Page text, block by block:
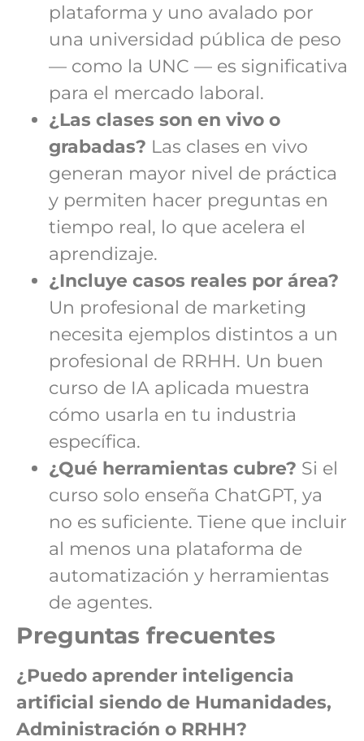
plataforma y uno avalado por
una universidad pública de peso
— como la UNC — es significativa
para el mercado laboral.
¿Las clases son en vivo o
grabadas? Las clases en vivo
generan mayor nivel de práctica
y permiten hacer preguntas en
tiempo real, lo que acelera el
aprendizaje.
¿Incluye casos reales por área?
Un profesional de marketing
necesita ejemplos distintos a un
profesional de RRHH. Un buen
curso de IA aplicada muestra
cómo usarla en tu industria
específica.
¿Qué herramientas cubre? Si el
curso solo enseña ChatGPT, ya
no es suficiente. Tiene que incluir
al menos una plataforma de
automatización y herramientas
de agentes.
Preguntas frecuentes
¿Puedo aprender inteligencia
artificial siendo de Humanidades,
Administración o RRHH?